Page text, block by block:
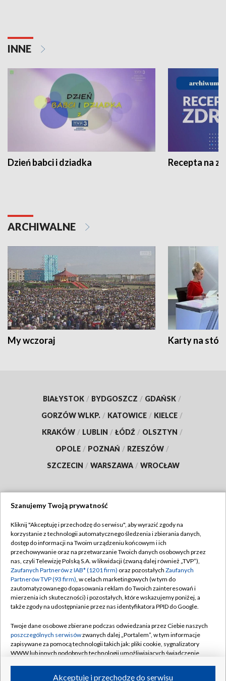
INNE
Dzień babci i dziadka Recepta na
ARCHIWALNE
My wczoraj Karty na
BIAŁYSTOK / BYDGOSZCZ / GDAŃSK /
GORZÓW WLKP. / KATOWICE / KIELCE /
KRAKÓW / LUBLIN / ŁÓDŹ / OLSZTYN /
OPOLE / POZNAŃ / RZESZÓW /
SZCZECIN / WARSZAWA / WROCŁAW
TVP
Abonament TVP
Emisja w TVP
Centrum informacji TVP
Naziemna Telewizja Cyfrowa
Rada Programowa
System NOS
Informacje o nadawcy
Regulamin TVP
Polityka prywatności
Moje zgody
Pomoc
Kontakt
Kanały
Szanujemy Twoją prywatność
Kliknij "Akceptuję i przechodzę do serwisu", aby wyrazić zgody na
korzystanie z technologii automatycznego śledzenia i zbierania danych,
dostęp do informacji na Twoim urządzeniu końcowym i ich
przechowywanie oraz na przetwarzanie Twoich danych osobowych przez
nas, czyli Telewizję Polską S.A. w likwidacji (zwaną dalej również „TVP”),
Zaufanych Partnerów z IAB* (1201 firm) oraz pozostałych Zaufanych
Partnerów TVP (93 firm), w celach marketingowych (w tym do
zautomatyzowanego dopasowania reklam do Twoich zainteresowań i
mierzenia ich skuteczności) i pozostałych, które wskazujemy poniżej, a
także zgody na udostępnianie przez nas identyfikatora PPID do Google.
Twoje dane osobowe zbierane podczas odwiedzania przez Ciebie naszych
poszczególnych serwisówzwanych dalej „Portalem”, w tym informacje
zapisywane za pomocą technologii takich jak: pliki cookie, sygnalizatory
WWW lub innych podobnych technologii umożliwiających świadczenie
Akceptuję i przechodzę do serwisu